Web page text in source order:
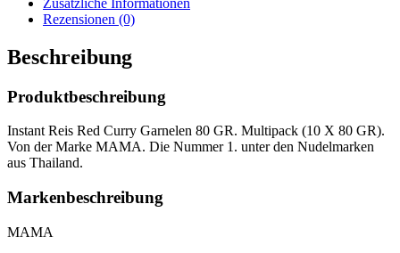
Rezensionen (0)
Beschreibung
Produktbeschreibung
Instant Reis Red Curry Garnelen 80 GR. Multipack (10 X 80 GR).
Von der Marke MAMA. Die Nummer 1. unter den Nudelmarken
aus Thailand.
Markenbeschreibung
MAMA